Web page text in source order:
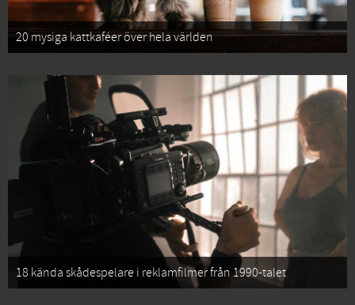
20 mysiga kattkaféer över hela världen
18 kända skådespelare i reklamfilmer från 1990-talet